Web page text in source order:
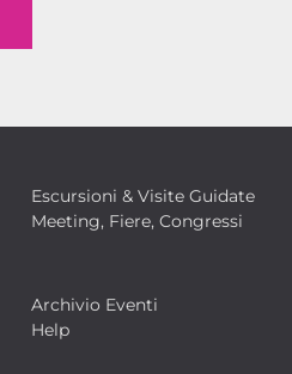
Escursioni & Visite Guidate
Meeting, Fiere, Congressi
Archivio Eventi
Help